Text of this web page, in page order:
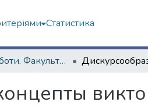
Статистика
Наукові роботи. Факультет іноземних мов